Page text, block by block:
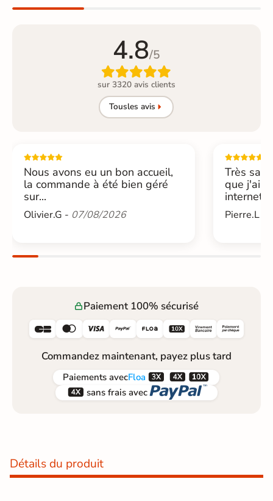
4.8/5

sur 3320 avis clients
Tousles avis
Nous avons eu un bon accueil,
la commande à été bien géré
sur...
Olivier.G - 07/08/2026
Très
que j'ai
internet....
Pierre.L -
Paiement 100% sécurisé
     
Commandez maintenant, payez plus tard
Paiements avecFloa  
 sans frais avec 
Détails du produit